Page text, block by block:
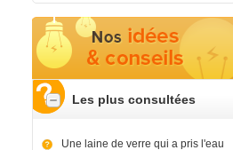
Les plus consultées
Une laine de verre qui a pris l'eau